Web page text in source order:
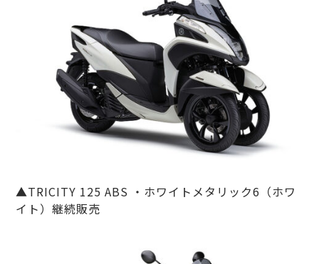
▲TRICITY 125 ABS ・ホワイトメタリック6（ホワ
イト）継続販売